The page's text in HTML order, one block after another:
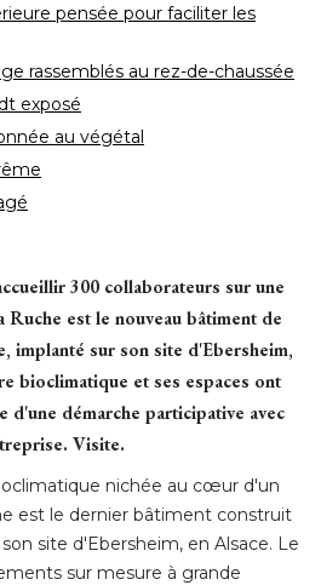
pensée pour faciliter les
rassemblés au rez-de-chaussée
exposé
au végétal
300 collaborateurs sur une
Ruche est le nouveau bâtiment de
implanté sur son site d'Ebersheim,
bioclimatique et ses espaces ont
d'une démarche participative avec
Visite.
nichée au cœur d'un
est le dernier bâtiment construit
site d'Ebersheim, en Alsace. Le
sur mesure à grande